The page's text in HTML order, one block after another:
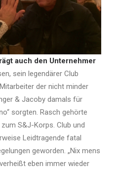
auch den Unternehmer
sein legendärer Club
der nicht minder
& Jacoby damals für
sorgten. Rasch gehörte
S&J-Korps. Club und
Leidtragende fatal
geworden. „Nix mens
eben immer wieder